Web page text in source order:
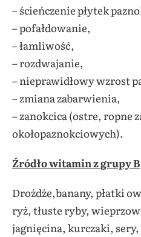
– ścieńczenie płytek
– pofałdowanie,
– łamliwość,
– rozdwajanie,
– nieprawidłowy wzrost
– zmiana zabarwienia,
– zanokcica (ostre, ropne
okołopaznokciowych).
Źródło witamin z grupy B
Drożdże,banany, płatki
ryż, tłuste ryby,
jagnięcina, kurczaki,